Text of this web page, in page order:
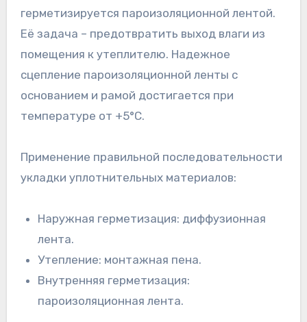
герметизируется пароизоляционной лентой.
Её задача – предотвратить выход влаги из
помещения к утеплителю. Надежное
сцепление пароизоляционной ленты с
основанием и рамой достигается при
температуре от +5°C.
Применение правильной последовательности
укладки уплотнительных материалов:
Наружная герметизация: диффузионная
лента.
Утепление: монтажная пена.
Внутренняя герметизация:
пароизоляционная лента.